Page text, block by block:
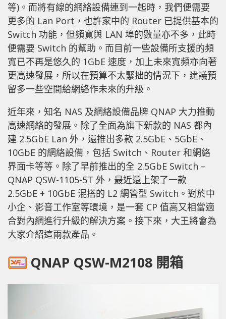
等)。而將有線的網絡設備連到一起時，我們便需要
更多的 Lan Port，也許家中的 Router 已提供基本的
Switch 功能，但頻寬與 LAN 埠的數量亦不多，此時
便需要 Switch 的幫助。而目前一些設備所支援的頻
寬已不再是悠久的 1GbE 速度，加上未來寬頻亦向著
更高速發展，所以在預算不太緊拙的情況下，建議預
留多一些空間給網絡作未來的升級。
近年來，知名 NAS 及網絡設備品牌 QNAP 大力推動
高速網絡的發展。除了全面為旗下新款的 NAS 都內
建 2.5GbE Lan 外，還推出多款 2.5GbE、5GbE、
10GbE 的網絡設備，包括 Switch、Router 和網絡
界面卡等等。除了早前推出的全 2.5GbE Switch –
QNAP QSW-1105-5T 外，最近還上架了一款
2.5GbE + 10GbE 混搭的 L2 網管型 Switch。對於中
小企、影音工作室等環境，是一套 CP 值高又相當適
合對內網進行升級的解決方案。接下來，大王將會為
大家介紹這兩款產品。
QNAP QSW-M2108 開箱